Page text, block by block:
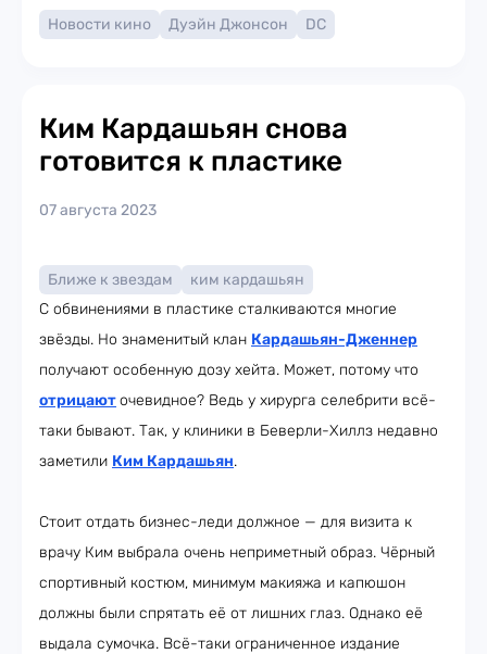
Новости кино Дуэйн Джонсон DC
Ким Кардашьян снова
готовится к пластике
07 августа 2023
Ближе к звездам
ким кардашьян
С обвинениями в пластике сталкиваются многие
звёзды. Но знаменитый клан Кардашьян-Дженнер
получают особенную дозу хейта. Может, потому что
отрицаюточевидное? Ведь у хирурга селебрити всё-
таки бывают. Так, у клиники в Беверли-Хиллз недавно
заметили Ким Кардашьян.
Стоит отдать бизнес-леди должное — для визита к
врачу Ким выбрала очень неприметный образ. Чёрный
спортивный костюм, минимум макияжа и капюшон
должны были спрятать её от лишних глаз. Однако её
выдала сумочка. Всё-таки ограниченное издание